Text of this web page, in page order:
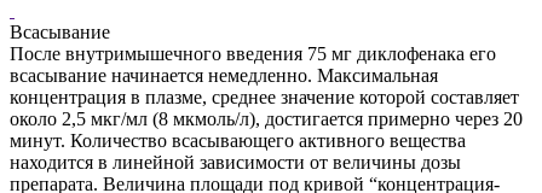
Всасывание
После внутримышечного введения 75 мг диклофенака его
всасывание начинается немедленно. Максимальная
концентрация в плазме, среднее значение которой составляет
около 2,5 мкг/мл (8 мкмоль/л), достигается примерно через 20
минут. Количество всасывающего активного вещества
находится в линейной зависимости от величины дозы
препарата. Величина площади под кривой “концентрация-